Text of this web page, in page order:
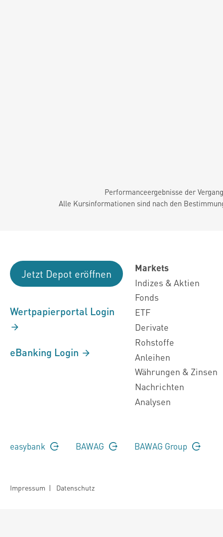
Performanceergebnisse der
Alle Kursinformationen sind nach den
Jetzt Depot eröffnen
Wertpapierportal Login
eBanking Login
Markets
Indizes & Aktien
Fonds
ETF
Derivate
Rohstoffe
Anleihen
Währungen & Zinsen
Nachrichten
Analysen
easybank BAWAG BAWAG Group
Impressum | Datenschutz